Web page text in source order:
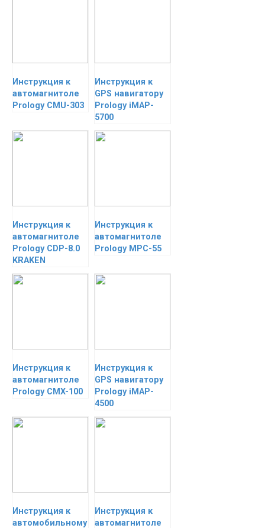
Инструкция к
автомагнитоле
Prology CMU-303
Инструкция к
GPS навигатору
Prology iMAP-
5700
Инструкция к
автомагнитоле
Prology CDP-8.0
KRAKEN
Инструкция к
автомагнитоле
Prology MPC-55
Инструкция к
автомагнитоле
Prology CMX-100
Инструкция к
GPS навигатору
Prology iMAP-
4500
Инструкция к
автомобильному
Инструкция к
автомагнитоле